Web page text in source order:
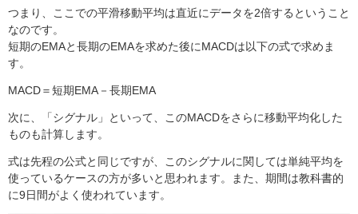
つまり、ここでの平滑移動平均は直近にデータを2倍するということ
なのです。
短期のEMAと長期のEMAを求めた後にMACDは以下の式で求めま
す。
MACD＝短期EMA－長期EMA
次に、「シグナル」といって、このMACDをさらに移動平均化した
ものも計算します。
式は先程の公式と同じですが、このシグナルに関しては単純平均を
使っているケースの方が多いと思われます。また、期間は教科書的
に9日間がよく使われています。